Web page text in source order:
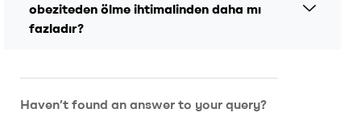
obeziteden ölme ihtimalinden daha mı
fazladır?
Haven’t found an answer to your query?